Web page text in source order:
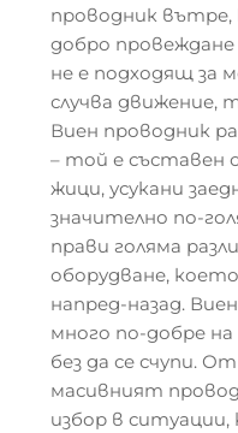
проводник вътре,
добро
не е подходящ за
случва движение,
Виен проводник
– той е
жици, усукани
значително по-
прави голяма
оборудване,
напред-назад.
много по-добре
без да се счупи.
масивният
избор в